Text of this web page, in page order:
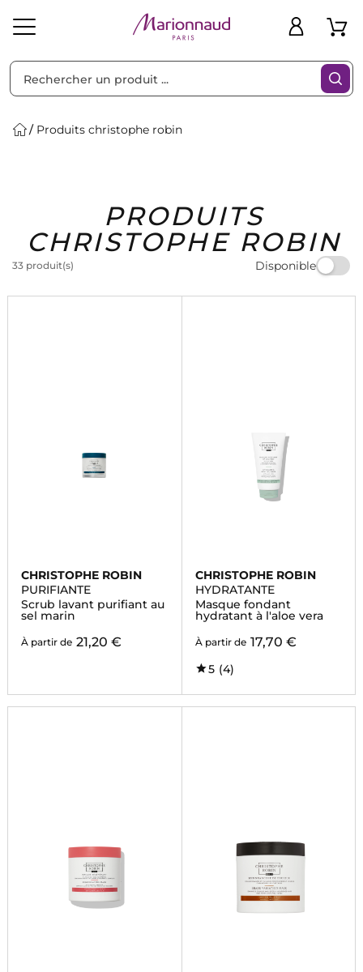
Homme Marques Idées
Cadeaux
Produits christophe robin
PRODUITS
CHRISTOPHE ROBIN
33 produit(s) Disponible
Filtres
CHRISTOPHE ROBIN
PURIFIANTE
Scrub lavant purifiant au
sel marin
À partir de 21,20 €
CHRISTOPHE ROBIN
HYDRATANTE
Masque fondant
hydratant à l'aloe vera
À partir de 17,70 €
5 (4)